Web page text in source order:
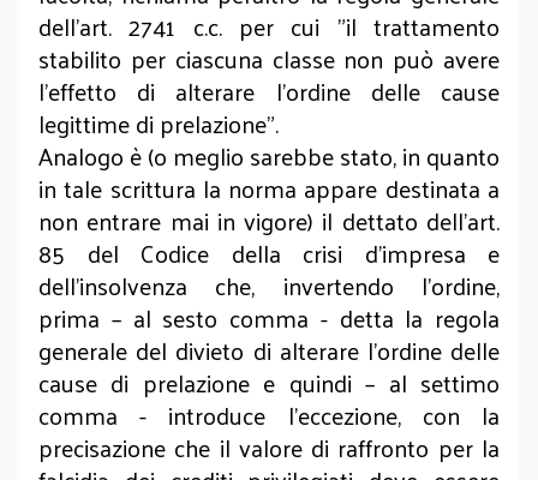
dell’art. 2741 c.c. per cui "il trattamento
stabilito per ciascuna classe non può avere
l'effetto di alterare l'ordine delle cause
legittime di prelazione".
Analogo è (o meglio sarebbe stato, in quanto
in tale scrittura la norma appare destinata a
non entrare mai in vigore) il dettato dell’art.
85 del Codice della crisi d’impresa e
dell’insolvenza che, invertendo l’ordine,
prima – al sesto comma - detta la regola
generale del divieto di alterare l’ordine delle
cause di prelazione e quindi – al settimo
comma - introduce l’eccezione, con la
precisazione che il valore di raffronto per la